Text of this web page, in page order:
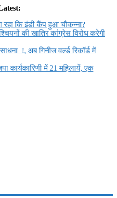
कि इंडी कैंप हुआ चौकन्ना?
की खातिर कांग्रेस विरोध करेगी
!, अब गिनीज वर्ल्ड रिकॉर्ड में
कार्यकारिणी में 21 महिलायें, एक